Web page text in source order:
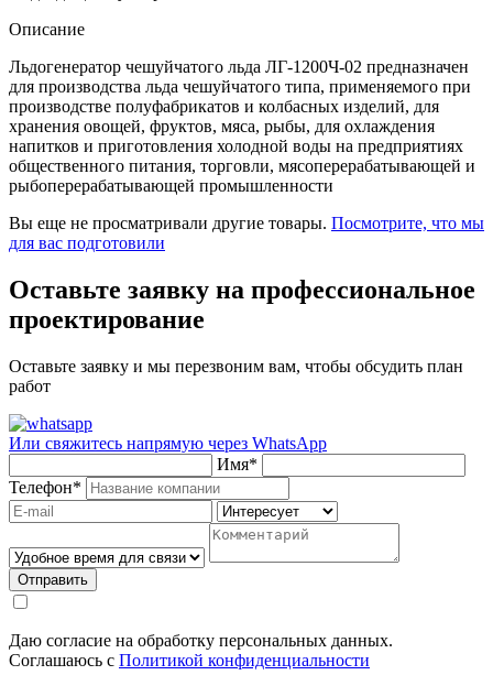
Описание
Льдогенератор чешуйчатого льда ЛГ-1200Ч-02 предназначен
для производства льда чешуйчатого типа, применяемого при
производстве полуфабрикатов и колбасных изделий, для
хранения овощей, фруктов, мяса, рыбы, для охлаждения
напитков и приготовления холодной воды на предприятиях
общественного питания, торговли, мясоперерабатывающей и
рыбоперерабатывающей промышленности
Вы еще не просматривали другие товары. Посмотрите, что мы
для вас подготовили
Оставьте заявку на профессиональное
проектирование
Оставьте заявку и мы перезвоним вам, чтобы обсудить план
работ
Или свяжитесь напрямую через WhatsApp
Имя*
Телефон*
Отправить
Даю согласие на обработку персональных данных.
Соглашаюсь с Политикой конфиденциальности